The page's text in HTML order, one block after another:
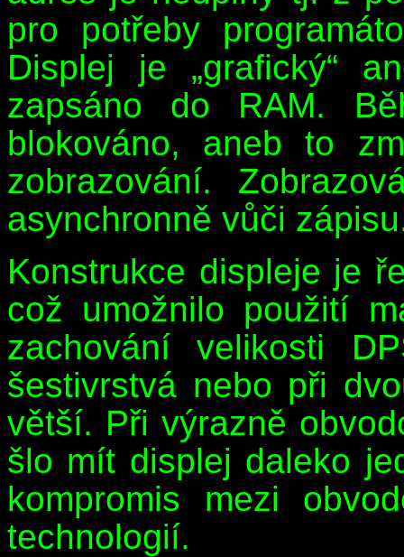
pro potřeby
Displej je „grafický“
zapsáno do RAM.
blokováno, aneb to
zobrazování.
asynchronně vůči
Konstrukce displeje je
což umožnilo použití
zachování velikosti
šestivrstvá nebo při
větší. Při výrazně
šlo mít displej daleko
kompromis mezi
technologií.